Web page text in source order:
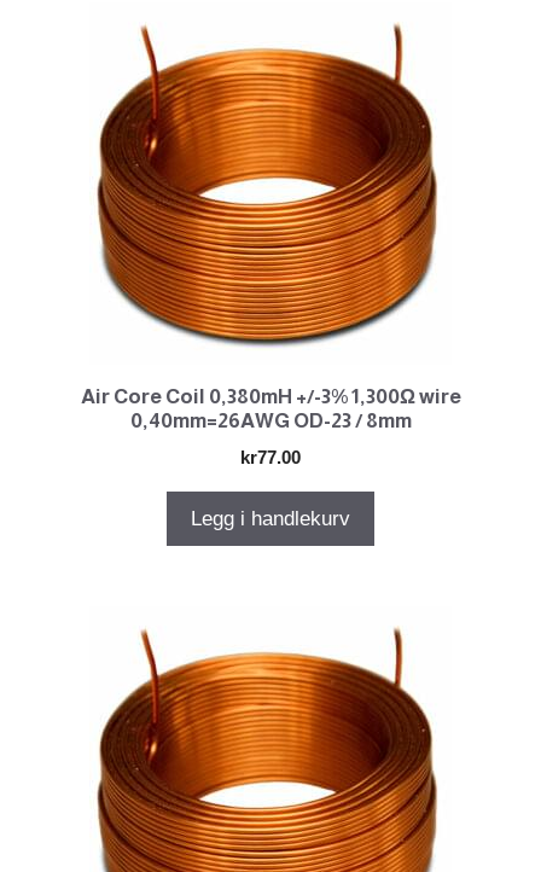
Air Core Coil 0,380mH +/-3% 1,300Ω wire
0,40mm=26AWG OD-23 / 8mm
kr77.00
Legg i handlekurv